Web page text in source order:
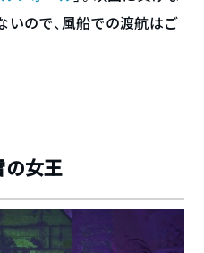
いので、風船での渡航はご
女王